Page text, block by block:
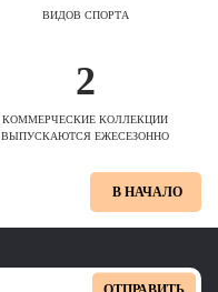
ВИДОВ СПОРТА
2
КОММЕРЧЕСКИЕ КОЛЛЕКЦИИ
ВЫПУСКАЮТСЯ ЕЖЕСЕЗОННО
В НАЧАЛО